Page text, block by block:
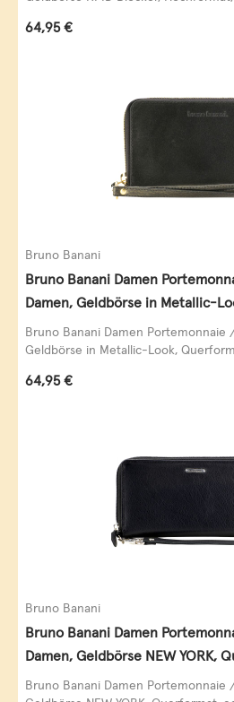
Regulärer Preis:
64,95 €
Bruno Banani
Bruno Banani Damen
Damen, Geldbörse in Metallic-
Leder, schwarz-gold
Bruno Banani Damen Portemonnaie
Geldbörse in Metallic-Look,
Regulärer Preis:
64,95 €
Bruno Banani
Bruno Banani Damen
Damen, Geldbörse NEW YORK,
schwarz
Bruno Banani Damen Portemonnaie